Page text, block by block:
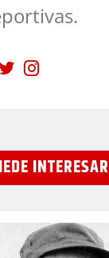
INTERESAR